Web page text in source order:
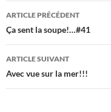
Navigation
des
articles
ARTICLE PRÉCÉDENT
Ça sent la soupe!…#41
ARTICLE SUIVANT
Avec vue sur la mer!!!